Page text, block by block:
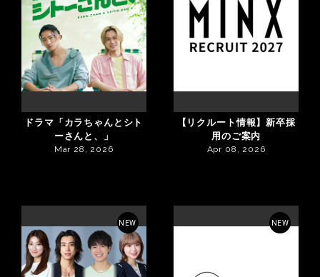
ドラマ「カラちゃんとシト
ーさんと、」
Mar 28, 2026
【リクルート情報】新卒採
用のご案内
Apr 08, 2026
NEW NEW